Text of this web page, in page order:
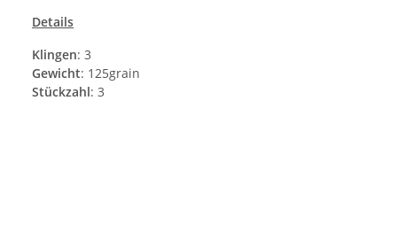
Details
Klingen: 3
Gewicht: 125grain
Stückzahl: 3